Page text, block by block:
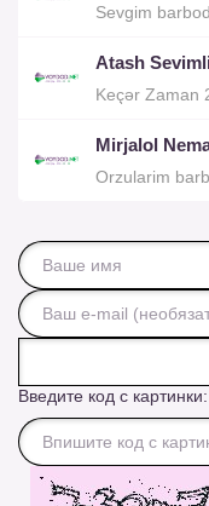
Sevgim barbod
Atash Sevimli
Keçər Zaman
Mirjalol
Orzularim
Введите код с картинки: